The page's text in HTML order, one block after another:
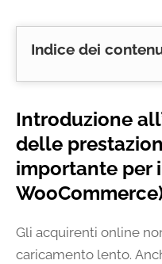
Indice dei
Introduzione
delle
importante per
Gli acquirenti online
caricamento lento.